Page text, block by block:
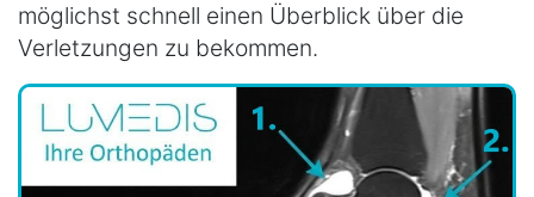
möglichst schnell einen Überblick über die
Verletzungen zu bekommen.